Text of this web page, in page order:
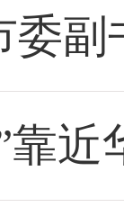
委
靠近